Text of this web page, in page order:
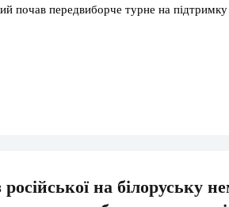
почав передвиборче турне на
на білоруську